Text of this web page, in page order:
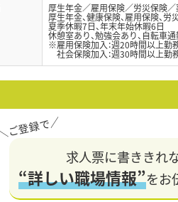
厚生年金／雇用保険／労災保険
厚生年金、健康保険、雇用保険、労
夏季休暇7日、年末年始休暇6日
休憩室あり、勉強会あり、自転車
※雇用保険加入：週20時間以上勤
社会保険加入：週30時間以上勤
求人票に書ききれ
“詳しい職場情報”をお